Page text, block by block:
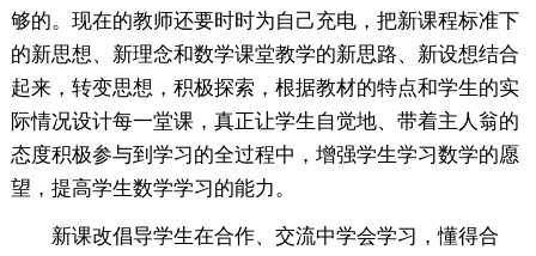
够的。现在的教师还要时时为自己充电，把新课程标准下
的新思想、新理念和数学课堂教学的新思路、新设想结合
起来，转变思想，积极探索，根据教材的特点和学生的实
际情况设计每一堂课，真正让学生自觉地、带着主人翁的
态度积极参与到学习的全过程中，增强学生学习数学的愿
望，提高学生数学学习的能力。
新课改倡导学生在合作、交流中学会学习，懂得合